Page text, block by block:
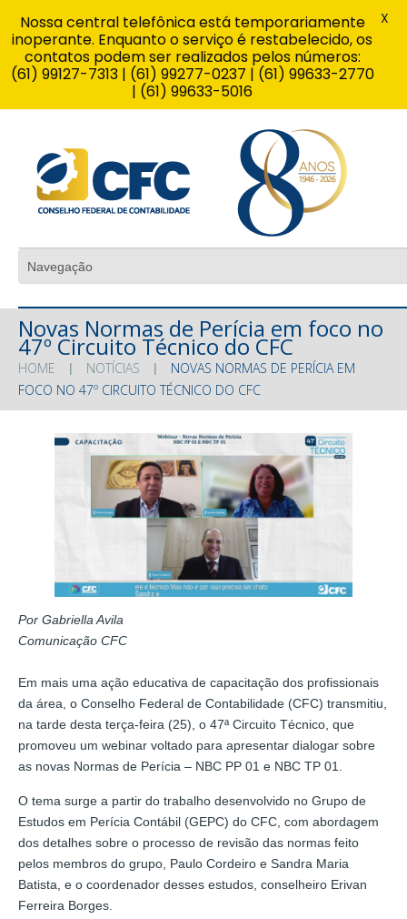
Novas Normas de Perícia em foco no
47º Circuito Técnico do CFC
HOME NOTÍCIAS
NOVAS NORMAS DE PERÍCIA EM
FOCO NO 47º CIRCUITO TÉCNICO DO CFC
Por Gabriella Avila
Comunicação CFC
Em mais uma ação educativa de capacitação dos profissionais
da área, o Conselho Federal de Contabilidade (CFC) transmitiu,
na tarde desta terça-feira (25), o 47ª Circuito Técnico, que
promoveu um webinar voltado para apresentar dialogar sobre
as novas Normas de Perícia – NBC PP 01 e NBC TP 01.
O tema surge a partir do trabalho desenvolvido no Grupo de
Estudos em Perícia Contábil (GEPC) do CFC, com abordagem
dos detalhes sobre o processo de revisão das normas feito
pelos membros do grupo, Paulo Cordeiro e Sandra Maria
Batista, e o coordenador desses estudos, conselheiro Erivan
Ferreira Borges.
Nossa central telefônica está temporariamente
inoperante. Enquanto o serviço é restabelecido, os
contatos podem ser realizados pelos números:
(61) 99127-7313 | (61) 99277-0237 | (61) 99633-2770
| (61) 99633-5016
X